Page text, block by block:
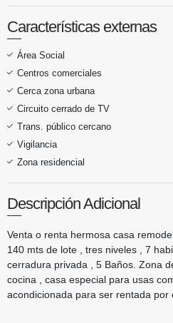
Características externas
Área Social
Centros comerciales
Cerca zona urbana
Circuito cerrado de TV
Trans. público cercano
Vigilancia
Zona residencial
Descripción Adicional
Venta o renta hermosa casa
140 mts de lote , tres niveles , 7
cerradura privada , 5 Baños. Zona
cocina , casa especial para usas
acondicionada para ser rentada por